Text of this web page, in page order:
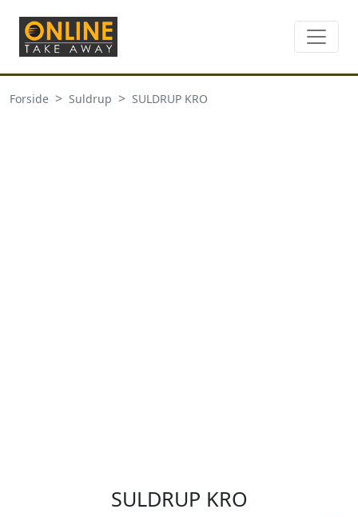
Forside Suldrup SULDRUP KRO
SULDRUP KRO